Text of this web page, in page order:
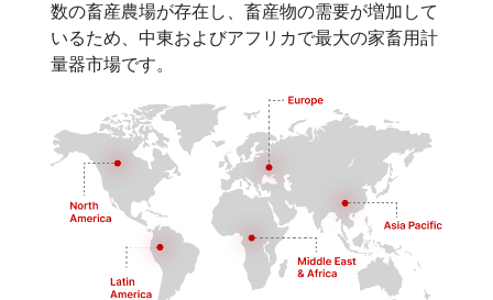
数の畜産農場が存在し、畜産物の需要が増加して
いるため、中東およびアフリカで最大の家畜用計
量器市場です。